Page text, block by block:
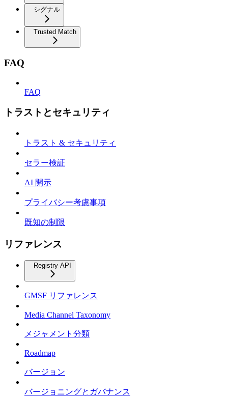
シグナル
Trusted Match
FAQ
FAQ
トラストとセキュリティ
トラスト & セキュリティ
セラー検証
AI 開示
プライバシー考慮事項
既知の制限
リファレンス
Registry API
GMSF リファレンス
Media Channel Taxonomy
メジャメント分類
Roadmap
バージョン
バージョニングとガバナンス